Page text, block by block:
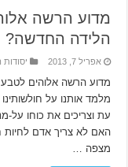
מדוע הרשה
הלידה החדשה?
אפריל 7, 2013
מדוע הרשה אלוהים
מלמד אותנו על חולשותינו
האם לא צריך אדם לחיות
מצפה …